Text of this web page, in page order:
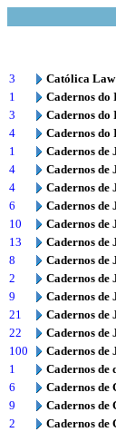
3
Católica
1
Cadernos do
3
Cadernos do
4
Cadernos do
1
Cadernos
4
Cadernos
4
Cadernos
6
Cadernos
10
Cadernos
13
Cadernos
8
Cadernos
2
Cadernos
9
Cadernos
21
Cadernos
22
Cadernos
100
Cadernos
1
Cadernos
6
Cadernos de
9
Cadernos de
2
Cadernos de